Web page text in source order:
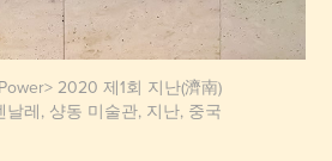
2020 제1회 지난(濟南)
날레, 샹동 미술관, 지난, 중국